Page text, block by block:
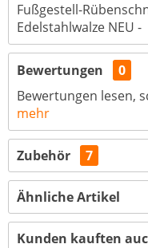
Fußgestell-
Edelstahlwalze NEU
Bewertungen
0
Bewertungen lesen,
mehr
Zubehör 7
Ähnliche Artikel
Kunden kauften